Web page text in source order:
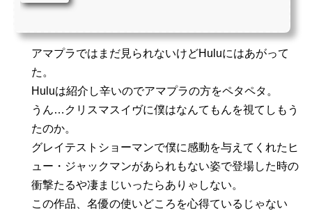
アマプラではまだ見られないけどHuluにはあがって
た。
Huluは紹介し辛いのでアマプラの方をペタペタ。
うん…クリスマスイヴに僕はなんてもんを視てしもう
たのか。
グレイテストショーマンで僕に感動を与えてくれたヒ
ュー・ジャックマンがあられもない姿で登場した時の
衝撃たるや凄まじいったらありゃしない。
この作品、名優の使いどころを心得ているじゃない